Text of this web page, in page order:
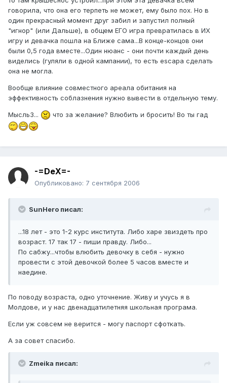
говорила, что она его терпеть не может, ему было пох. Но в
один прекрасный момент друг забил и запустил полный
"игнор" (или Дальше), в общем ЕГО игра превратилась в ИХ
игру и девачка пошла на Ближе сама...В конце-концов они
были 0,5 года вместе...Один нюанс - они почти каждый день
виделись (гуляли в одной кампании), то есть escapa сделать
она не могла.
Вообще влияние совместного ареала обитания на
эффективность соблазнения нужно вывести в отдельную тему.
Мысль3... что за желание? Влюбить и бросить! Во ты гад
-=DeX=-
Опубликовано: 7 сентября 2006
SunHero писал:
...18 лет - это 1-2 курс института. Либо харе звиздеть про
возраст. 17 так 17 - пиши правду. Либо...
По сабжу...чтобы влюбить девочку в себя - нужно
провести с этой девочкой более 5 часов вместе и
наедине.
По поводу возраста, одно уточнение. Живу и учусь я в
Молдове, и у нас двенадцатилетняя школьная програма.
Если уж совсем не верится - могу паспорт сфоткать.
А за совет спасибо.
Zmeika писал: